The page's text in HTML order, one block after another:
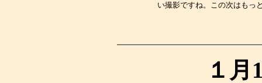
い撮影ですね。この次はも
１月